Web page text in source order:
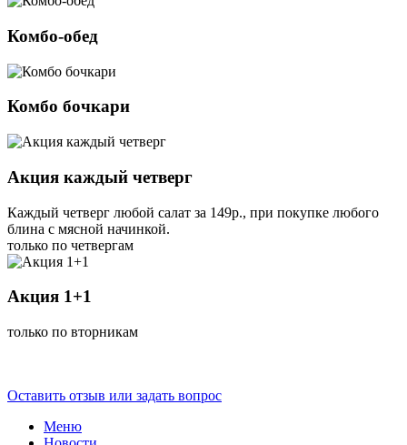
Комбо-обед
Комбо бочкари
Акция каждый четверг
Каждый четверг любой салат за 149р., при покупке любого
блина с мясной начинкой.
только по четвергам
Акция 1+1
только по вторникам
Оставить отзыв или задать вопрос
Меню